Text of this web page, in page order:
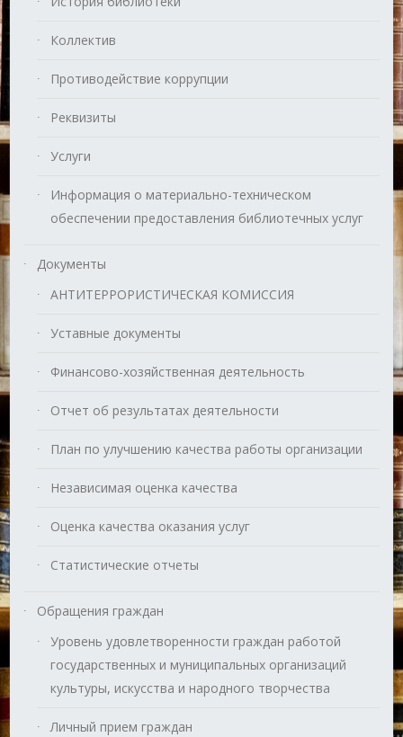
Коллектив
Противодействие коррупции
Реквизиты
Услуги
Информация о материально-техническом
обеспечении предоставления библиотечных услуг
Документы
АНТИТЕРРОРИСТИЧЕСКАЯ КОМИССИЯ
Уставные документы
Финансово-хозяйственная деятельность
Отчет об результатах деятельности
План по улучшению качества работы организации
Независимая оценка качества
Оценка качества оказания услуг
Статистические отчеты
Обращения граждан
Уровень удовлетворенности граждан работой
государственных и муниципальных организаций
культуры, искусства и народного творчества
Личный прием граждан